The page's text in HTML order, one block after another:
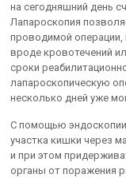
на сегодняшний день
Лапароскопия
проводимой операции,
вроде кровотечений
сроки
лапароскопическую
несколько дней уже
С помощью
участка кишки через
и при этом
органы от поражения